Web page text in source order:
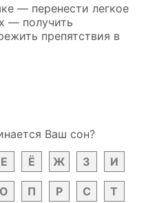
— перенести легкое
— получить
препятствия в
Ваш сон?
Е Ё Ж З И
О П Р С Т